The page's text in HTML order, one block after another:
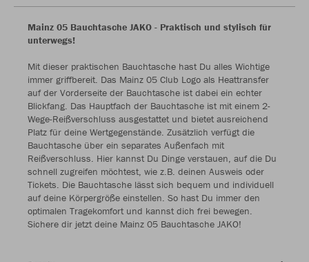
Mainz 05 Bauchtasche JAKO - Praktisch und stylisch für
unterwegs!
Mit dieser praktischen Bauchtasche hast Du alles Wichtige
immer griffbereit. Das Mainz 05 Club Logo als Heattransfer
auf der Vorderseite der Bauchtasche ist dabei ein echter
Blickfang. Das Hauptfach der Bauchtasche ist mit einem 2-
Wege-Reißverschluss ausgestattet und bietet ausreichend
Platz für deine Wertgegenstände. Zusätzlich verfügt die
Bauchtasche über ein separates Außenfach mit
Reißverschluss. Hier kannst Du Dinge verstauen, auf die Du
schnell zugreifen möchtest, wie z.B. deinen Ausweis oder
Tickets. Die Bauchtasche lässt sich bequem und individuell
auf deine Körpergröße einstellen. So hast Du immer den
optimalen Tragekomfort und kannst dich frei bewegen.
Sichere dir jetzt deine Mainz 05 Bauchtasche JAKO!